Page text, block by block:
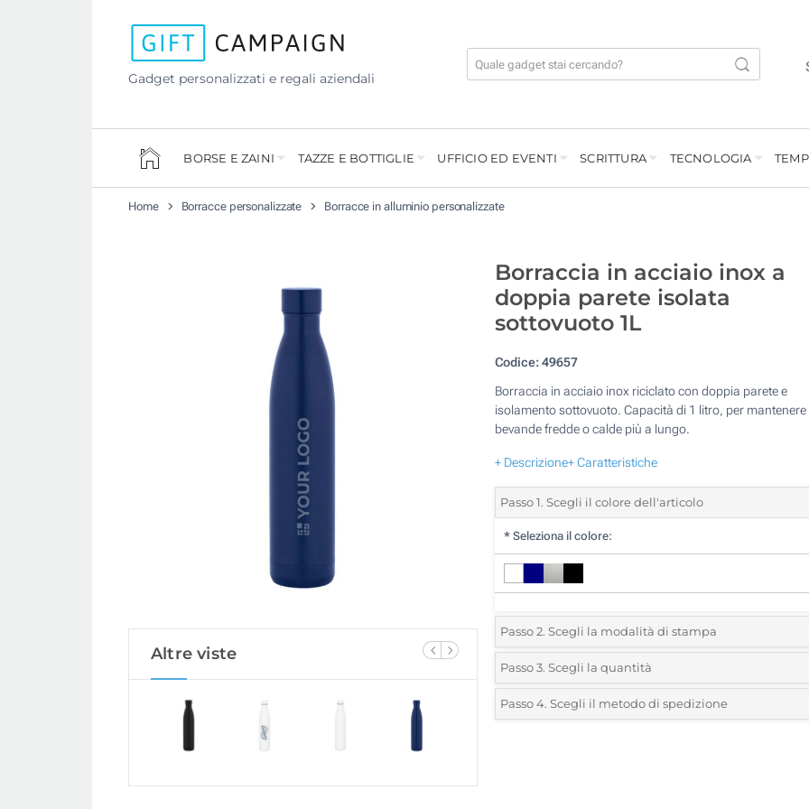
Gadget personalizzati e regali aziendali
BORSE E ZAINI TAZZE E BOTTIGLIE UFFICIO ED EVENTI SCRITTURA TECNOLOGIA
Home Borracce personalizzate Borracce in alluminio personalizzate
Altre viste
Borraccia in acciaio inox a
doppia parete isolata
sottovuoto 1L
Codice: 49657
Borraccia in acciaio inox riciclato con doppia parete e
isolamento sottovuoto. Capacità di 1 litro, per mantenere
bevande fredde o calde più a lungo.
+ Descrizione+ Caratteristiche
Passo 1. Scegli il colore dell'articolo
* Seleziona il colore:
Passo 2. Scegli la modalità di stampa
*Seleziona la posizione di stampa e il colore del vostro
1 Colore (Sul corpo)
Passo 3. Scegli la quantità
*Quantità desiderata:
Passo 4. Scegli il metodo di spedizione